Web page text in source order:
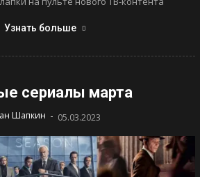
Узнать больше
сериалы марта
Шапкин - 05.03.2023